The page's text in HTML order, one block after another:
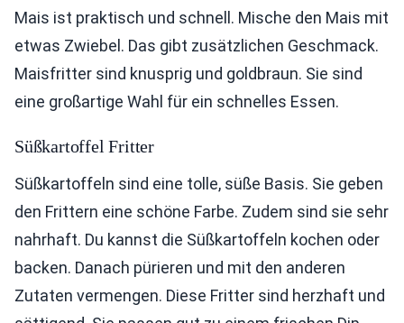
Mais ist praktisch und schnell. Mische den Mais mit
etwas Zwiebel. Das gibt zusätzlichen Geschmack.
Maisfritter sind knusprig und goldbraun. Sie sind
eine großartige Wahl für ein schnelles Essen.
Süßkartoffel Fritter
Süßkartoffeln sind eine tolle, süße Basis. Sie geben
den Frittern eine schöne Farbe. Zudem sind sie sehr
nahrhaft. Du kannst die Süßkartoffeln kochen oder
backen. Danach pürieren und mit den anderen
Zutaten vermengen. Diese Fritter sind herzhaft und